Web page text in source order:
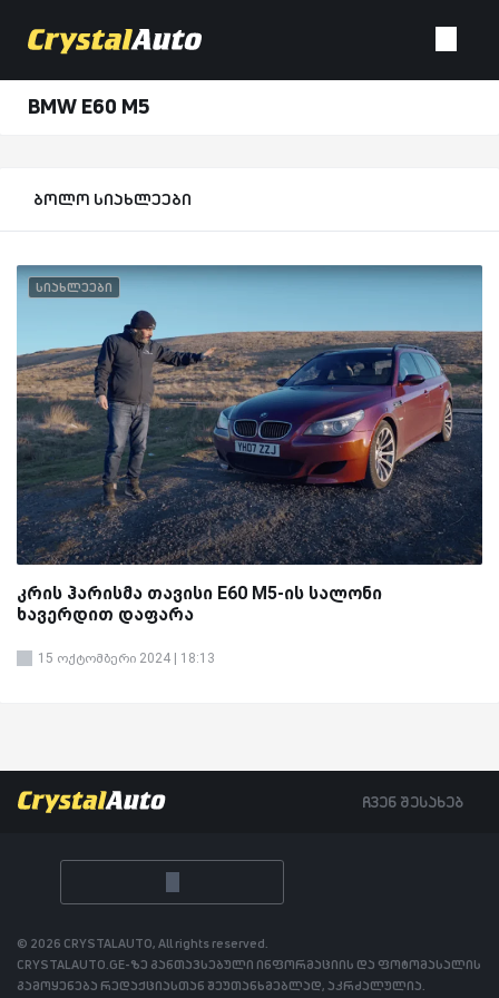
BMW E60 M5
ბოლო სიახლეები
სიახლეები
კრის ჰარისმა თავისი E60 M5-ის სალონი
ხავერდით დაფარა
15 ოქტომბერი 2024 | 18:13
ჩვენ შესახებ
© 2026 CRYSTALAUTO, All rights reserved.
CRYSTALAUTO.GE-ზე განთავსებული ინფორმაციის და ფოტომასალის
გამოყენება რედაქციასთან შეუთანხმებლად, აკრძალულია.